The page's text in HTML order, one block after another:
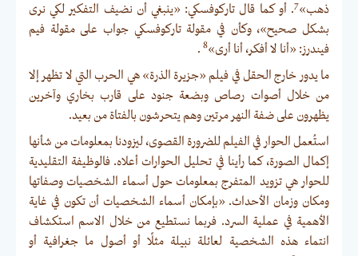
ذهب»7. أو كما قال تاركوفسكي: «ينبغي أن نضيف التفكير لكي نرى
بشكل صحيح»، وكأن في مقولة تاركوفسكي جواب على مقولة فيم
فيندرز: «أنا لا أفكر، أنا أرى»8
.
ما يدور خارج الحقل في فيلم «جزيرة الذرة» هي الحرب التي لا تظهر إلا
من خلال أصوات رصاص وبضعة جنود على قارب بخاري وآخرين
يظهرون على ضفة النهر مرتين وهم يتحرشون بالفتاة من بعيد.
استُعمل الحوار في الفيلم للضرورة القصوى، ليزودنا بمعلومات من شأنها
إكمال الصورة، كما رأينا في تحليل الحوارات أعلاه. فالوظيفة التقليدية
للحوار هي تزويد المتفرج بمعلومات حول أسماء الشخصيات وصفاتها
ومكان وزمان الأحداث. «بإمكان أسماء الشخصيات أن تكون في غاية
الأهمية في عملية السرد. فربما نستطيع من خلال الاسم استكشاف
انتماء هذه الشخصية لعائلة نبيلة مثلًا أو أصول ما جغرافية أو